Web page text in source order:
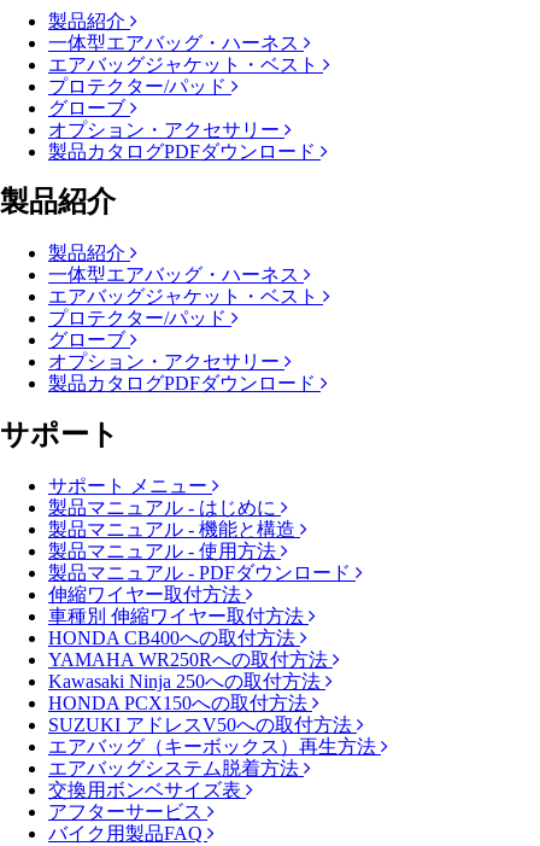
製品紹介
一体型エアバッグ・ハーネス
エアバッグジャケット・ベスト
プロテクター/パッド
グローブ
オプション・アクセサリー
製品カタログPDFダウンロード
製品紹介
製品紹介
一体型エアバッグ・ハーネス
エアバッグジャケット・ベスト
プロテクター/パッド
グローブ
オプション・アクセサリー
製品カタログPDFダウンロード
サポート
サポート メニュー
製品マニュアル - はじめに
製品マニュアル - 機能と構造
製品マニュアル - 使用方法
製品マニュアル - PDFダウンロード
伸縮ワイヤー取付方法
車種別 伸縮ワイヤー取付方法
HONDA CB400への取付方法
YAMAHA WR250Rへの取付方法
Kawasaki Ninja 250への取付方法
HONDA PCX150への取付方法
SUZUKI アドレスV50への取付方法
エアバッグ（キーボックス）再生方法
エアバッグシステム脱着方法
交換用ボンベサイズ表
アフターサービス
バイク用製品FAQ